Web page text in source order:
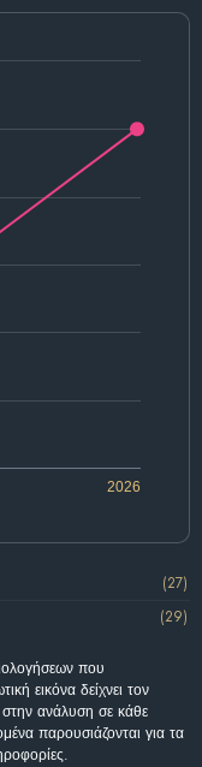
2026
(27)
(29)
που
εικόνα δείχνει τον
ανάλυση σε κάθε
παρουσιάζονται για τα